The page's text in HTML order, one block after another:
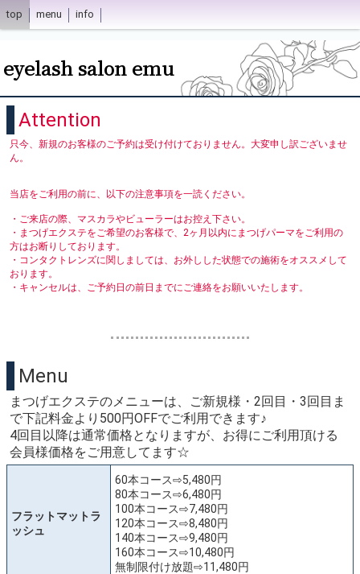
top menu info
eyelash salon emu
Attention
只今、新規のお客様のご予約は受け付けておりません。大変申し訳ございませ
ん。
当店をご利用の前に、以下の注意事項を一読ください。
・ご来店の際、マスカラやビューラーはお控え下さい。
・まつげエクステをご希望のお客様で、2ヶ月以内にまつげパーマをご利用の
方はお断りしております。
・コンタクトレンズに関しましては、お外しした状態での施術をオススメして
おります。
・キャンセルは、ご予約日の前日までにご連絡をお願いいたします。
Menu
まつげエクステのメニューは、ご新規様・2回目・3回目ま
で下記料金より500円OFFでご利用できます♪
4回目以降は通常価格となりますが、お得にご利用頂ける
会員様価格をご用意してます☆
フラットマットラ
ッシュ
60本コース⇨5,480円
80本コース⇨6,480円
100本コース⇨7,480円
120本コース⇨8,480円
140本コース⇨9,480円
160本コース⇨10,480円
無制限付け放題⇨11,480円